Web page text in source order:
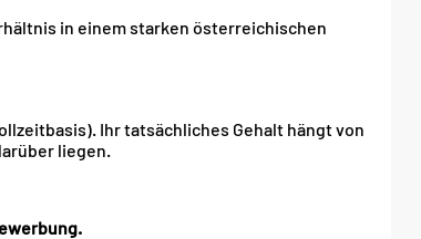
in einem starken österreichischen
Ihr tatsächliches Gehalt hängt von
liegen.